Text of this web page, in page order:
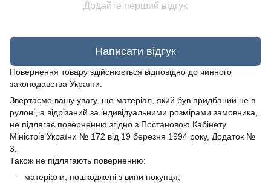
Додайте перший відгук
Написати відгук
Повернення товару здійснюється відповідно до чинного
законодавства України.
Звертаємо вашу увагу, що матеріал, який був придбаний не в
рулоні, а відрізаний за індивідуальними розмірами замовника,
не підлягає поверненню згідно з Постановою Кабінету
Міністрів України № 172 від 19 березня 1994 року, Додаток №
3.
Також не підлягають поверненню:
матеріали, пошкоджені з вини покупця;